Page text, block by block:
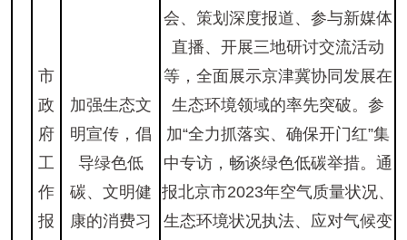
市
政
府
工
作
报
加强生态文
明宣传，倡
导绿色低
碳、文明健
康的消费习
会、策划深度报道、参与新媒体
直播、开展三地研讨交流活动
等，全面展示京津冀协同发展在
生态环境领域的率先突破。参
加“全力抓落实、确保开门红”集
中专访，畅谈绿色低碳举措。通
报北京市2023年空气质量状况、
生态环境状况执法、应对气候变